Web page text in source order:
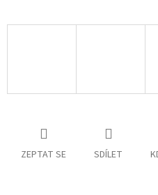
ZEPTAT SE SDÍLET